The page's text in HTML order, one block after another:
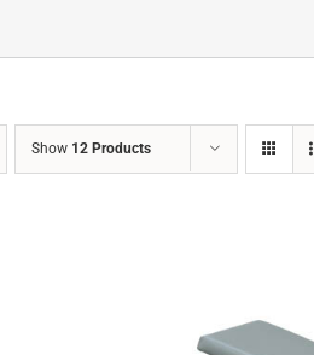
Show 12 Products